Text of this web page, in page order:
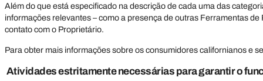
Além do que está especificado na descrição de cada uma das
informações relevantes – como a presença de outras Ferramentas
contato com o Proprietário.
Para obter mais informações sobre os consumidores californianos e
Atividades estritamente necessárias para garantir o